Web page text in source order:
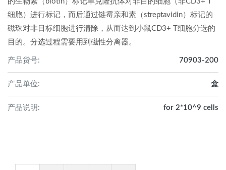
细胞）进行标记，而后通过链霉亲和素（streptavidin）标记的
磁珠对非目标细胞进行清除，从而达到小鼠CD3+ T细胞分选的
目的。分选过程需要用到磁性分离器。
产品货号: 70903-200
产品单位: 盒
产品说明: for 2*10^9 cells